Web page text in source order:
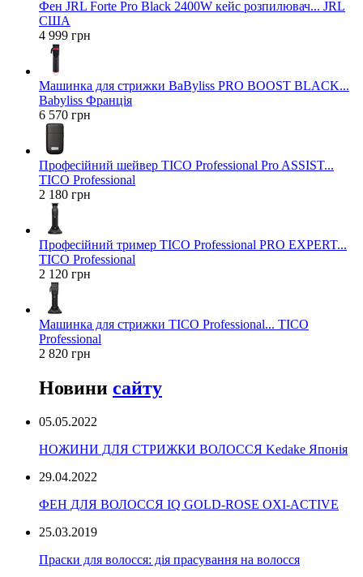
Фен JRL Forte Pro Black 2400W кейс розпилювач... JRL
США
4 999 грн
Машинка для стрижки BaByliss PRO BOOST BLACK...
Babyliss Франція
6 570 грн
Професійний шейвер TICO Professional Pro ASSIST...
TICO Professional
2 180 грн
Професійний тример TICO Professional PRO EXPERT...
TICO Professional
2 120 грн
Машинка для стрижки TICO Professional... TICO
Professional
2 820 грн
Новини сайту
05.05.2022
НОЖИНИ ДЛЯ СТРИЖКИ ВОЛОССЯ Kedake Японія
29.04.2022
ФЕН ДЛЯ ВОЛОССЯ IQ GOLD-ROSE OXI-ACTIVE
25.03.2019
Праски для волосся: дія прасування на волосся